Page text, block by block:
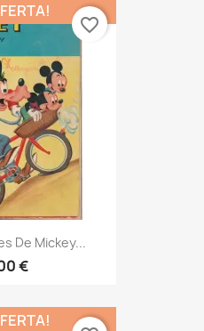
De Mickey...
€
favorite_border